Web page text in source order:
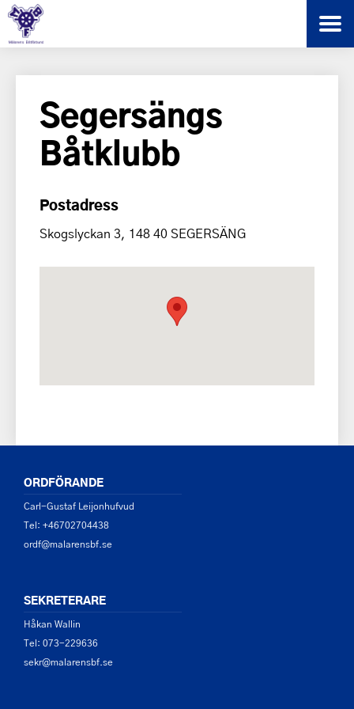
Segersängs
Båtklubb
Postadress
Skogslyckan 3, 148 40 SEGERSÄNG
ORDFÖRANDE
Carl-Gustaf Leijonhufvud
Tel: +46702704438
ordf@malarensbf.se
SEKRETERARE
Håkan Wallin
Tel: 073-229636
sekr@malarensbf.se